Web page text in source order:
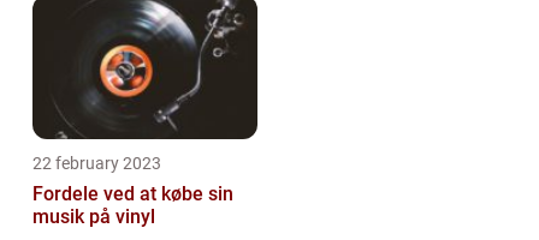
22 february 2023
Fordele ved at købe sin
musik på vinyl